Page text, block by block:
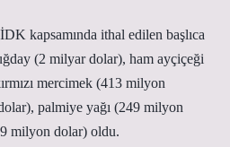
kapsamında ithal edilen başlıca
(2 milyar dolar), ham ayçiçeği
mercimek (413 milyon
palmiye yağı (249 milyon
milyon dolar) oldu.